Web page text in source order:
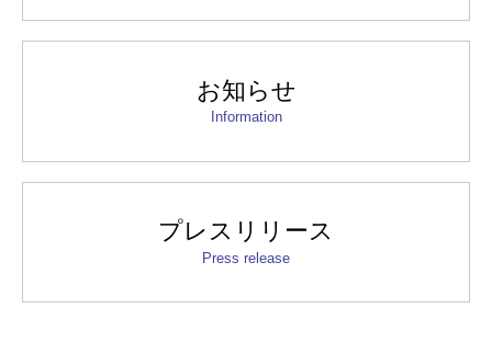
お知らせ
Information
プレスリリース
Press release